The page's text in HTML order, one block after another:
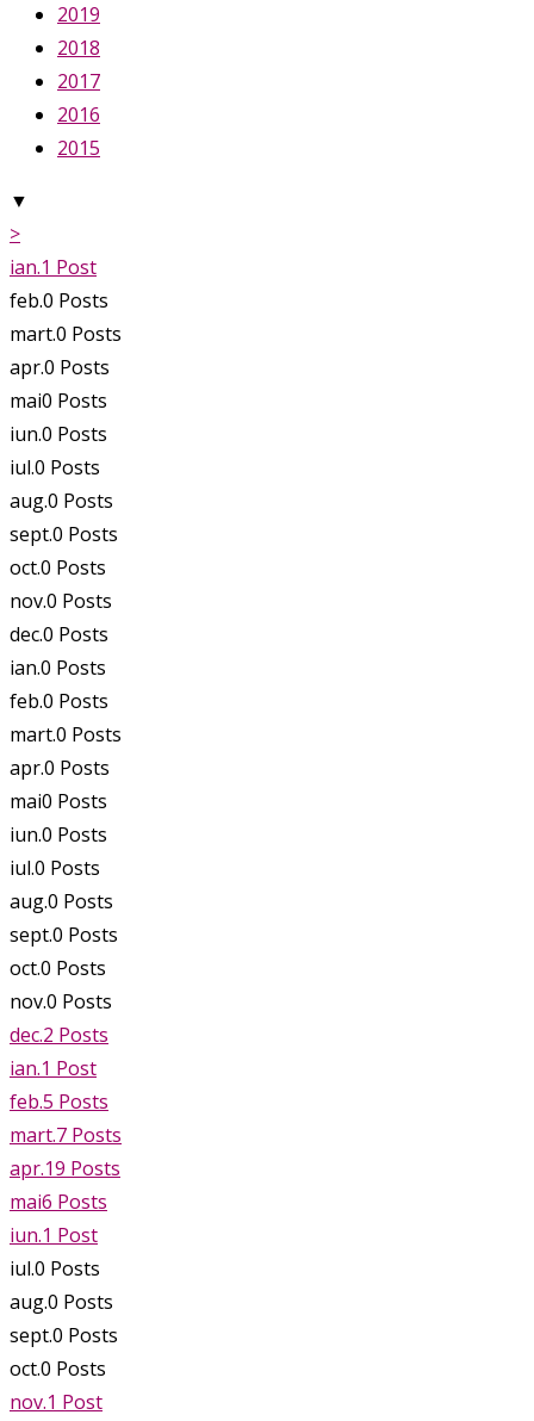
2019
2018
2017
2016
2015
▼
>
ian.1 Post
feb.0 Posts
mart.0 Posts
apr.0 Posts
mai0 Posts
iun.0 Posts
iul.0 Posts
aug.0 Posts
sept.0 Posts
oct.0 Posts
nov.0 Posts
dec.0 Posts
ian.0 Posts
feb.0 Posts
mart.0 Posts
apr.0 Posts
mai0 Posts
iun.0 Posts
iul.0 Posts
aug.0 Posts
sept.0 Posts
oct.0 Posts
nov.0 Posts
dec.2 Posts
ian.1 Post
feb.5 Posts
mart.7 Posts
apr.19 Posts
mai6 Posts
iun.1 Post
iul.0 Posts
aug.0 Posts
sept.0 Posts
oct.0 Posts
nov.1 Post